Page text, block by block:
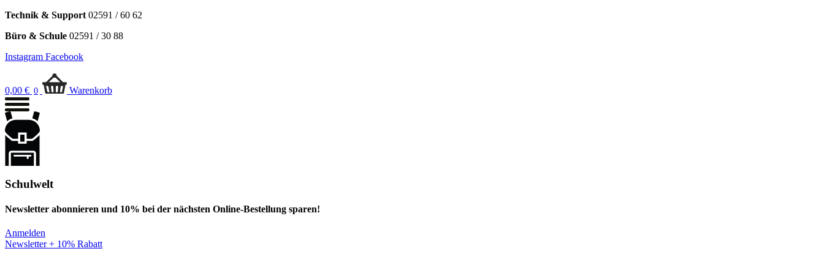
Technik & Support 02591 / 60 62
Büro & Schule 02591 / 30 88
Instagram Facebook
0,00 € 0 Warenkorb
Schulwelt
Newsletter abonnieren und 10% bei der nächsten Online-Bestellung sparen!
Anmelden
Newsletter + 10% Rabatt